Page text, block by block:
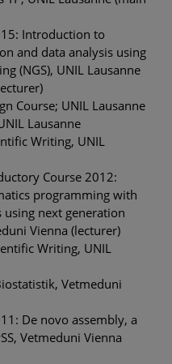
Introduction to
and data analysis using
(NGS), UNIL Lausanne
Course; UNIL Lausanne
Lausanne
Writing, UNIL
Course 2012:
programming with
using next generation
Vienna (lecturer)
Writing, UNIL
Vetmeduni
De novo assembly, a
Vetmeduni Vienna